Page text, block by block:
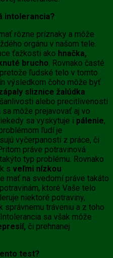
intolerancia?
rôzne príznaky a môže
orgánu v našom tele.
ťažkosti ako hnačka,
brucho. Rovnako časté
ľudské telo v tomto
výsledkom čoho môže byť
sliznice žalúdka
alebo precitlivenosti
môže prejavovať aj vo
sa vyskytuje i pálenie,
ľudí je
vyčerpanosti z práce, či
práve potravinová
typ problému. Rovnako
s veľmi nízkou
mať na svedomí práve takáto
ktoré Vaše telo
niektoré potraviny,
správnemu tráveniu a z toho
sa však môže
či prehnanej
test?